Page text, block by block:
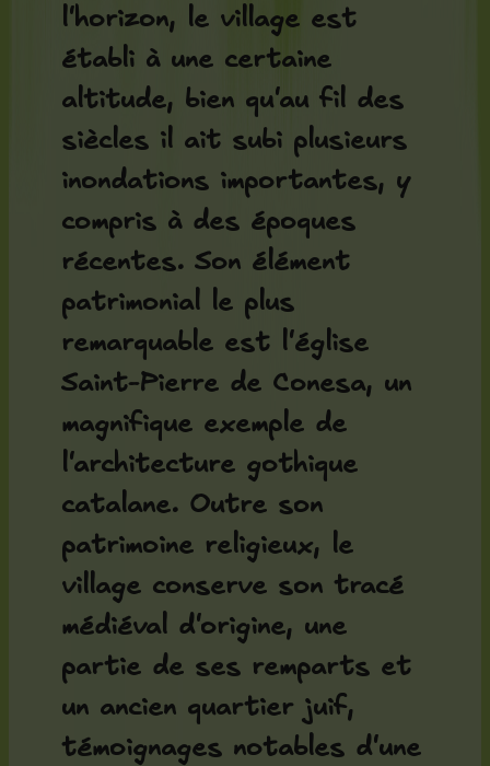
l'horizon, le village est
établi à une certaine
altitude, bien qu'au fil des
siècles il ait subi plusieurs
inondations importantes, y
compris à des époques
récentes. Son élément
patrimonial le plus
remarquable est l'église
Saint-Pierre de Conesa, un
magnifique exemple de
l'architecture gothique
catalane. Outre son
patrimoine religieux, le
village conserve son tracé
médiéval d'origine, une
partie de ses remparts et
un ancien quartier juif,
témoignages notables d'une